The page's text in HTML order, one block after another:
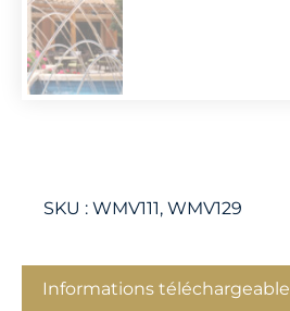
SKU : WMV111, WMV129
Informations